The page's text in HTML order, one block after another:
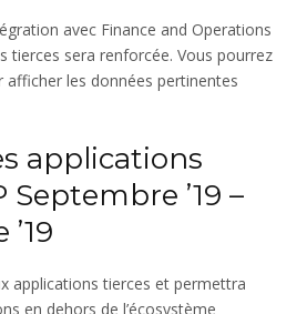
avec Finance and Operations
tierces sera renforcée. Vous pourrez
afficher les données pertinentes
applications
Septembre ’19 –
applications tierces et permettra
en dehors de l’écosystème